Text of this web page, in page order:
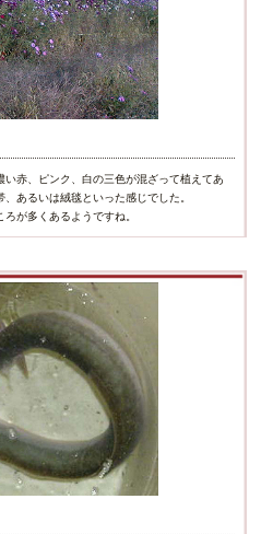
赤、ピンク、白の三色が混ざって植えてあ
あるいは絨毯といった感じでした。
が多くあるようですね。